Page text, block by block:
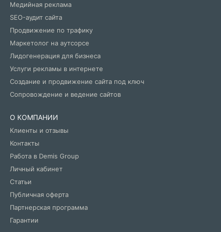
Медийная реклама
SEO-аудит сайта
Продвижение по трафику
Маркетолог на аутсорсе
Лидогенерация для бизнеса
Услуги рекламы в интернете
Создание и продвижение сайта под ключ
Сопровождение и ведение сайтов
О КОМПАНИИ
Клиенты и отзывы
Контакты
Работа в Demis Group
Личный кабинет
Статьи
Публичная оферта
Партнерская программа
Гарантии